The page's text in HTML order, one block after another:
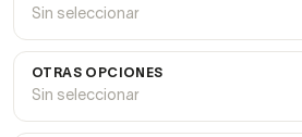
Sin seleccionar
OTRAS OPCIONES
Sin seleccionar